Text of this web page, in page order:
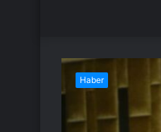
Haber